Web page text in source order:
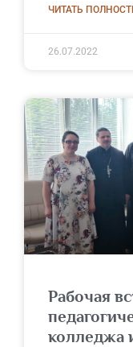
ЧИТАТЬ
26.07.2022
Рабочая
колледжа